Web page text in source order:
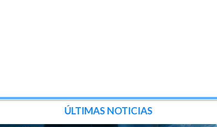
ÚLTIMAS NOTICIAS